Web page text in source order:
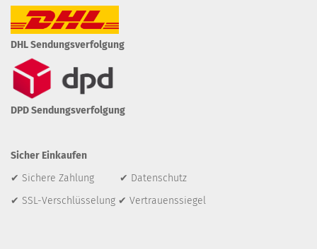
DHL Sendungsverfolgung
DPD Sendungsverfolgung
Sicher Einkaufen
✔ Sichere Zahlung ✔ Datenschutz
✔ SSL-Verschlüsselung ✔ Vertrauenssiegel